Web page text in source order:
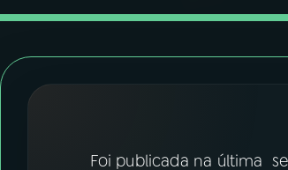
FESTIVAL DE MÚSICA
Foi publicada na última